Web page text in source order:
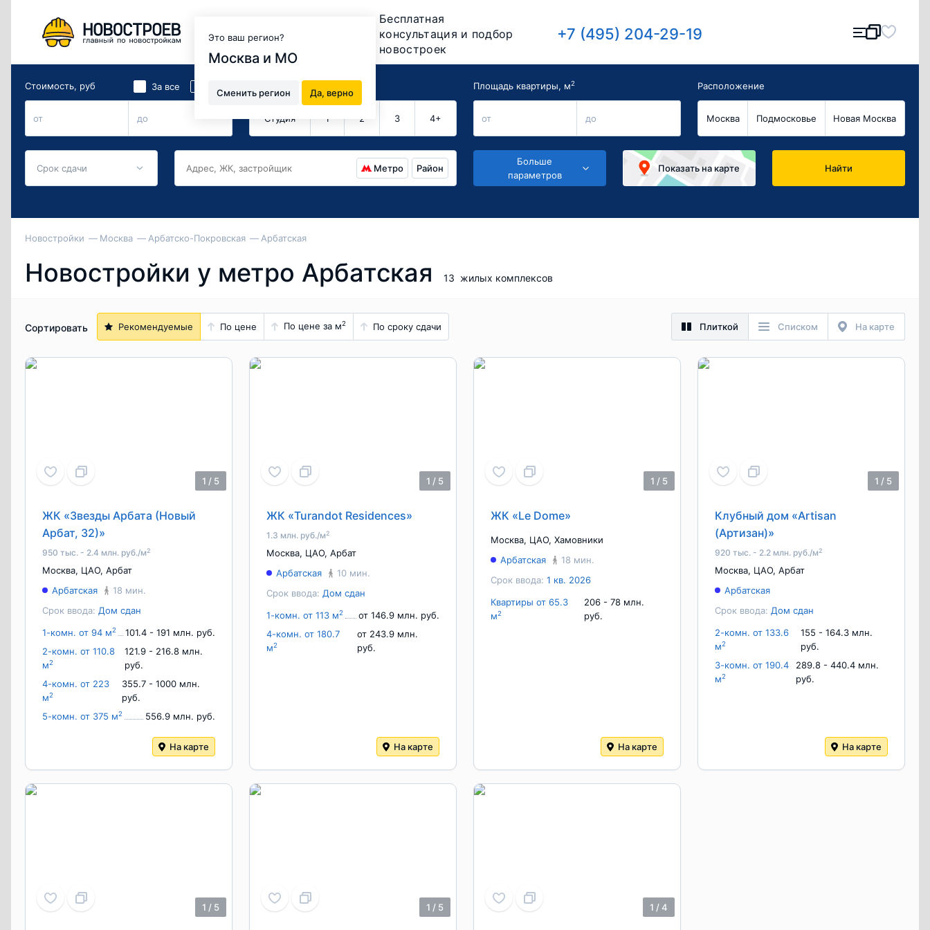
Это ваш регион?
Москва и МО
Сменить регион Да, верно
Бесплатная
консультация и подбор
новостроек
+7 (495) 204-29-19
Стоимость, руб За все За м
от до
Количество комнат
Студия 1 2 3 4+
Площадь квартиры, м2
от до
Расположение
Москва Подмосковье Новая Москва
Срок сдачи Метро Район
Больше
параметров
Показать на карте Найти
Новостройки Москва Арбатско-Покровская Арбатская
Новостройки у метро Арбатская 13 жилых комплексов
Сортировать Рекомендуемые По цене По цене за м2 По сроку сдачи Плиткой Списком На карте
1 / 5
ЖК «Звезды Арбата (Новый
Арбат, 32)»
950 тыс. - 2.4 млн. руб./м2
Москва, ЦАО, Арбат
Срок ввода: Дом сдан
Арбатская 18 мин.
1-комн. от 94 м2
101.4 - 191 млн. руб.
2-комн. от 110.8
м2
121.9 - 216.8 млн.
руб.
4-комн. от 223
м2
355.7 - 1000 млн.
руб.
5-комн. от 375 м2 556.9 млн. руб.
На карте
1 / 5
ЖК «Turandot Residences»
1.3 млн. руб./м2
Москва, ЦАО, Арбат
Срок ввода: Дом сдан
Арбатская 10 мин.
1-комн. от 113 м2
от 146.9 млн. руб.
4-комн. от 180.7
м2
от 243.9 млн.
руб.
На карте
1 / 5
ЖК «Le Dome»
Москва, ЦАО, Хамовники
Срок ввода: 1 кв. 2026
Арбатская 18 мин.
Квартиры от 65.3
м2
206 - 78 млн.
руб.
На карте
1 / 5
Клубный дом «Artisan
(Артизан)»
920 тыс. - 2.2 млн. руб./м2
Москва, ЦАО, Арбат
Срок ввода: Дом сдан
Арбатская
2-комн. от 133.6
м2
155 - 164.3 млн.
руб.
3-комн. от 190.4
м2
289.8 - 440.4 млн.
руб.
На карте
1 / 5 1 / 5 1 /4